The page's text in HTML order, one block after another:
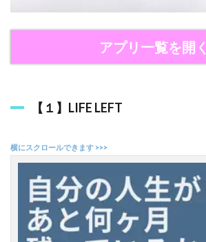
の
ト
ン
ア
リ
５
選
2.1
アプリ一覧を開く
【１】LIFE LEFT